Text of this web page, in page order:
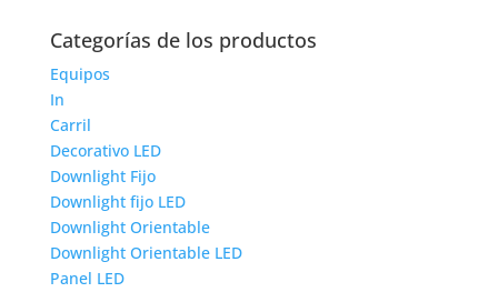
Categorías de los productos
Equipos
In
Carril
Decorativo LED
Downlight Fijo
Downlight fijo LED
Downlight Orientable
Downlight Orientable LED
Panel LED